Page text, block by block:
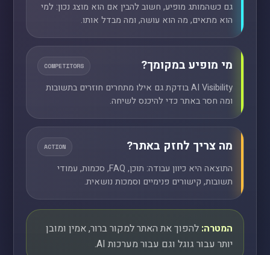
גם כשהמותג מופיע, חשוב להבין אם הוא מוצג נכון: למי
הוא מתאים, מה הוא עושה, ומה מבדל אותו.
מי מופיע במקומך? COMPETITORS
AI Visibility בודקת גם אילו מתחרים חוזרים בתשובות
ומה חסר באתר כדי להיכנס לשיחה.
מה צריך לחזק באתר? ACTION
התוצאה היא כיוון עבודה: תוכן, FAQ, סכמות, עמודי
תשובות, קישורים פנימיים וסמכות נושאית.
המטרה: להפוך את האתר למקור ברור, אמין ומובן
יותר עבור גוגל וגם עבור מערכות AI.